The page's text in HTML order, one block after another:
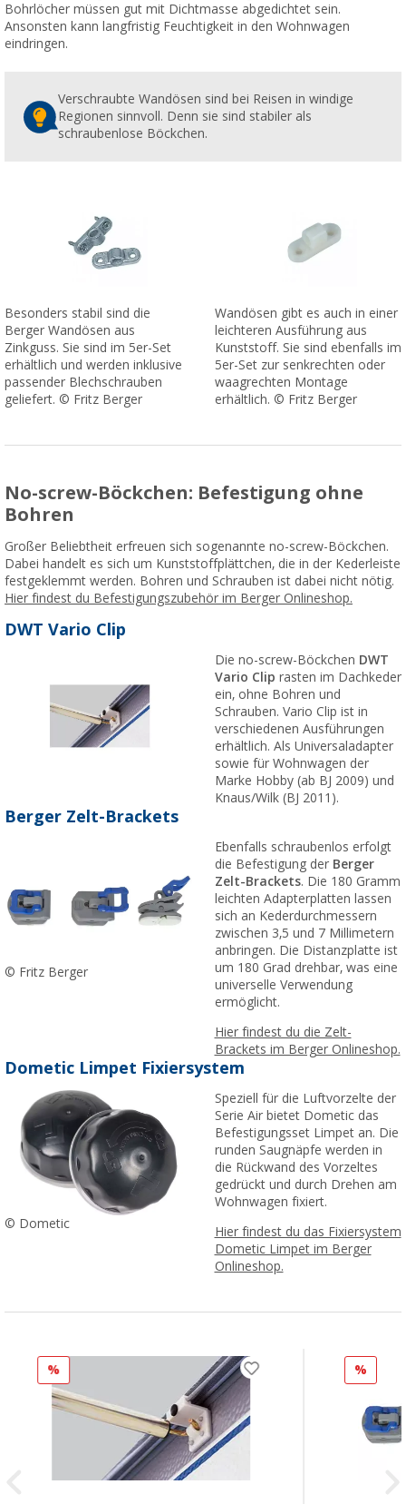
Bohrlöcher müssen gut mit Dichtmasse abgedichtet sein.
Ansonsten kann langfristig Feuchtigkeit in den Wohnwagen
eindringen.
Verschraubte Wandösen sind bei Reisen in windige
Regionen sinnvoll. Denn sie sind stabiler als
schraubenlose Böckchen.
Besonders stabil sind die
Berger Wandösen aus
Zinkguss. Sie sind im 5er-Set
erhältlich und werden inklusive
passender Blechschrauben
geliefert. © Fritz Berger
Wandösen gibt es auch in einer
leichteren Ausführung aus
Kunststoff. Sie sind ebenfalls im
5er-Set zur senkrechten oder
waagrechten Montage
erhältlich. © Fritz Berger
No-screw-Böckchen: Befestigung ohne
Bohren
Großer Beliebtheit erfreuen sich sogenannte no-screw-Böckchen.
Dabei handelt es sich um Kunststoffplättchen, die in der Kederleiste
festgeklemmt werden. Bohren und Schrauben ist dabei nicht nötig.
Hier findest du Befestigungszubehör im Berger Onlineshop.
DWT Vario Clip
Die no-screw-Böckchen DWT
Vario Clip rasten im Dachkeder
ein, ohne Bohren und
Schrauben. Vario Clip ist in
verschiedenen Ausführungen
erhältlich. Als Universaladapter
sowie für Wohnwagen der
Marke Hobby (ab BJ 2009) und
Knaus/Wilk (BJ 2011).
Berger Zelt-Brackets
© Fritz Berger
Ebenfalls schraubenlos erfolgt
die Befestigung der Berger
Zelt-Brackets. Die 180 Gramm
leichten Adapterplatten lassen
sich an Kederdurchmessern
zwischen 3,5 und 7 Millimetern
anbringen. Die Distanzplatte ist
um 180 Grad drehbar, was eine
universelle Verwendung
ermöglicht.
Hier findest du die Zelt-
Brackets im Berger Onlineshop.
Dometic Limpet Fixiersystem
© Dometic
Speziell für die Luftvorzelte der
Serie Air bietet Dometic das
Befestigungsset Limpet an. Die
runden Saugnäpfe werden in
die Rückwand des Vorzeltes
gedrückt und durch Drehen am
Wohnwagen fixiert.
Hier findest du das Fixiersystem
Dometic Limpet im Berger
Onlineshop.
% %